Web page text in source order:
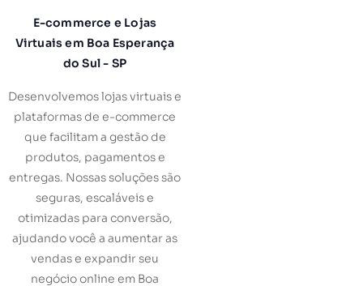
E-commerce e Lojas
Virtuais em Boa Esperança
do Sul - SP
Desenvolvemos lojas virtuais e
plataformas de e-commerce
que facilitam a gestão de
produtos, pagamentos e
entregas. Nossas soluções são
seguras, escaláveis e
otimizadas para conversão,
ajudando você a aumentar as
vendas e expandir seu
negócio online em Boa